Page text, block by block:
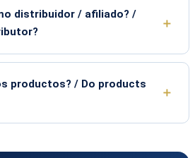
distribuidor / afiliado? /
productos? / Do products